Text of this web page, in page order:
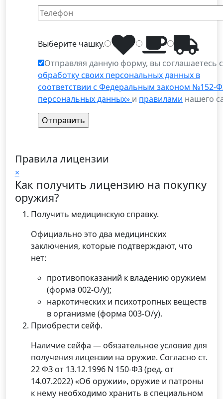
Выберите чашку.
Отправляя данную форму, вы соглашаетесь
обработку своих персональных данных в
соответствии с Федеральным законом №152-
персональных данных» и правилами нашего
Правила лицензии
×
Как получить лицензию на покупку
оружия?
Получить медицинскую справку.
Официально это два медицинских
заключения, которые подтверждают, что
нет:
противопоказаний к владению оружием
(форма 002-О/у);
наркотических и психотропных веществ
в организме (форма 003-О/у).
Приобрести сейф.
Наличие сейфа — обязательное условие для
получения лицензии на оружие. Согласно ст.
22 ФЗ от 13.12.1996 N 150-ФЗ (ред. от
14.07.2022) «Об оружии», оружие и патроны
к нему необходимо хранить в специальном